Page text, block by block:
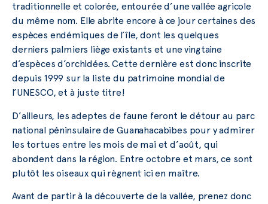
traditionnelle et colorée, entourée d’une vallée agricole
du même nom. Elle abrite encore à ce jour certaines des
espèces endémiques de l’île, dont les quelques
derniers palmiers liège existants et une vingtaine
d’espèces d’orchidées. Cette dernière est donc inscrite
depuis 1999 sur la liste du patrimoine mondial de
l’UNESCO, et à juste titre!
D’ailleurs, les adeptes de faune feront le détour au parc
national péninsulaire de Guanahacabibes pour y admirer
les tortues entre les mois de mai et d’août, qui
abondent dans la région. Entre octobre et mars, ce sont
plutôt les oiseaux qui règnent ici en maître.
Avant de partir à la découverte de la vallée, prenez donc